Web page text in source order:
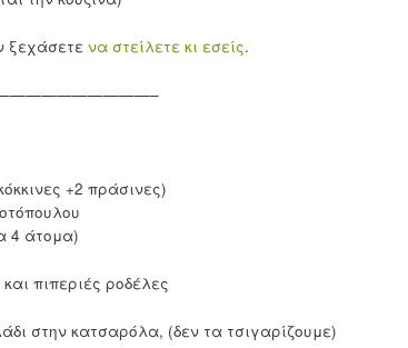
ξεχάσετε να στείλετε κι εσείς.
+2 πράσινες)
4 άτομα)
πιπεριές ροδέλες
στην κατσαρόλα, (δεν τα τσιγαρίζουμε)